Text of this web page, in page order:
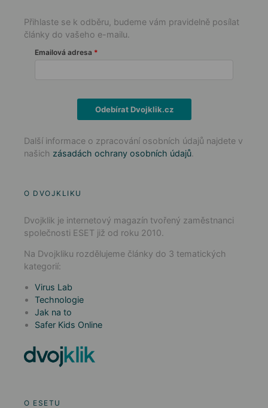
Přihlaste se k odběru, budeme vám pravidelně posílat
články do vašeho e-mailu.
Emailová adresa
Odebírat Dvojklik.cz
Další informace o zpracování osobních údajů najdete v
našich zásadách ochrany osobních údajů.
O DVOJKLIKU
Dvojklik je internetový magazín tvořený zaměstnanci
společnosti ESET již od roku 2010.
Na Dvojkliku rozdělujeme články do 3 tematických
kategorií:
Virus Lab
Technologie
Jak na to
Safer Kids Online
O ESETU